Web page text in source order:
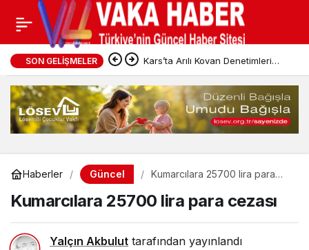
SON GELIŞMELER Kars’ta Arılı Kovan Denetimleri
Sürüyor
Haberler Güncel
Kumarcılara 25700 lira para
Kumarcılara 25700 lira para cezası
Yalçın Akbulut tarafından yayınlandı